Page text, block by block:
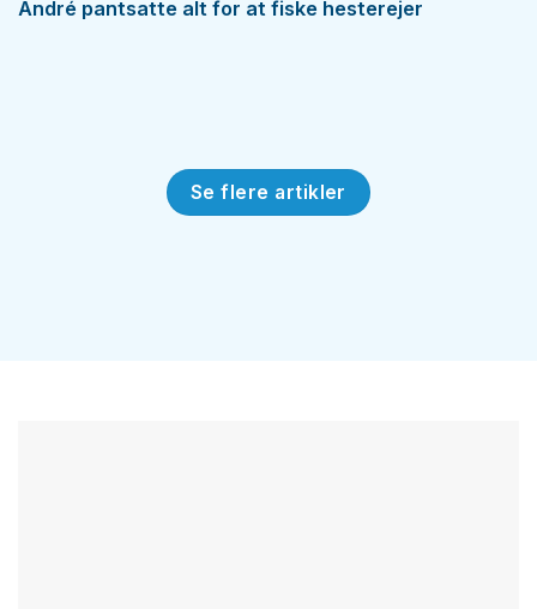
André pantsatte alt for at fiske hesterejer
Se flere artikler